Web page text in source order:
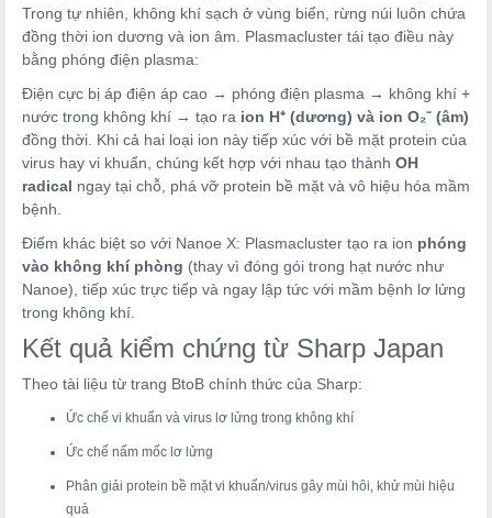
Trong tự nhiên, không khí sạch ở vùng biển, rừng núi luôn chứa
đồng thời ion dương và ion âm. Plasmacluster tái tạo điều này
bằng phóng điện plasma:
Điện cực bị áp điện áp cao → phóng điện plasma → không khí +
nước trong không khí → tạo ra ion H⁺ (dương) và ion O₂⁻ (âm)
đồng thời. Khi cả hai loại ion này tiếp xúc với bề mặt protein của
virus hay vi khuẩn, chúng kết hợp với nhau tạo thành OH
radical ngay tại chỗ, phá vỡ protein bề mặt và vô hiệu hóa mầm
bệnh.
Điểm khác biệt so với Nanoe X: Plasmacluster tạo ra ion phóng
vào không khí phòng (thay vì đóng gói trong hạt nước như
Nanoe), tiếp xúc trực tiếp và ngay lập tức với mầm bệnh lơ lửng
trong không khí.
Kết quả kiểm chứng từ Sharp Japan
Theo tài liệu từ trang BtoB chính thức của Sharp:
Ức chế vi khuẩn và virus lơ lửng trong không khí
Ức chế nấm mốc lơ lửng
Phân giải protein bề mặt vi khuẩn/virus gây mùi hôi, khử mùi hiệu
quả